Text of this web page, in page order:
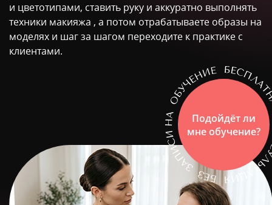
и цветотипами, ставить руку и аккуратно выполнять
техники макияжа , а потом отрабатываете образы на
моделях и шаг за шагом переходите к практике с
клиентами.
Подойдёт ли
мне обучение?